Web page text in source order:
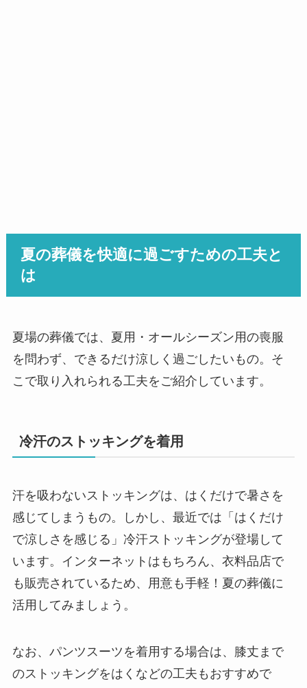
夏の葬儀を快適に過ごすための工夫と
は
夏場の葬儀では、夏用・オールシーズン用の喪服
を問わず、できるだけ涼しく過ごしたいもの。そ
こで取り入れられる工夫をご紹介しています。
冷汗のストッキングを着用
汗を吸わないストッキングは、はくだけで暑さを
感じてしまうもの。しかし、最近では「はくだけ
で涼しさを感じる」冷汗ストッキングが登場して
います。インターネットはもちろん、衣料品店で
も販売されているため、用意も手軽！夏の葬儀に
活用してみましょう。
なお、パンツスーツを着用する場合は、膝丈まで
のストッキングをはくなどの工夫もおすすめで